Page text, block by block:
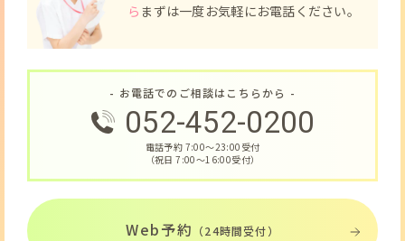
ら まずは一度お気軽にお電話ください。
- お電話でのご相談はこちらから -
052-452-0200
電話予約 7:00〜23:00受付
（祝日 7:00〜16:00受付）
Web予約 （24時間受付）